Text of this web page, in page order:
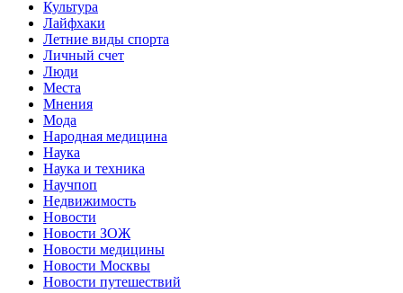
Культура
Лайфхаки
Летние виды спорта
Личный счет
Люди
Места
Мнения
Мода
Народная медицина
Наука
Наука и техника
Научпоп
Недвижимость
Новости
Новости ЗОЖ
Новости медицины
Новости Москвы
Новости путешествий